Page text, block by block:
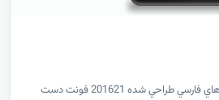
جذابترين و کارآمد ترين فونت هاي فارسي طراحي شده 201621 فونت دست